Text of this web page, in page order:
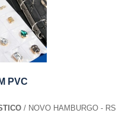
PVC
/ NOVO HAMBURGO - RS